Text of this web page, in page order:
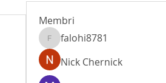
Membri
falohi8781
falohi8781
Nick Chernick